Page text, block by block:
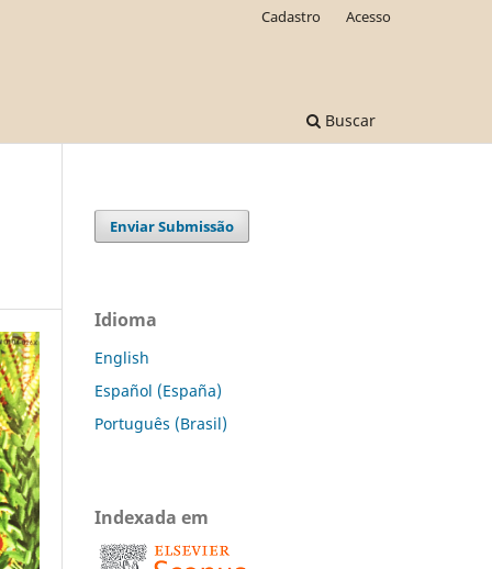
Buscar
Cadastro Acesso
Enviar Submissão
Idioma
English
Español (España)
Português (Brasil)
Indexada em